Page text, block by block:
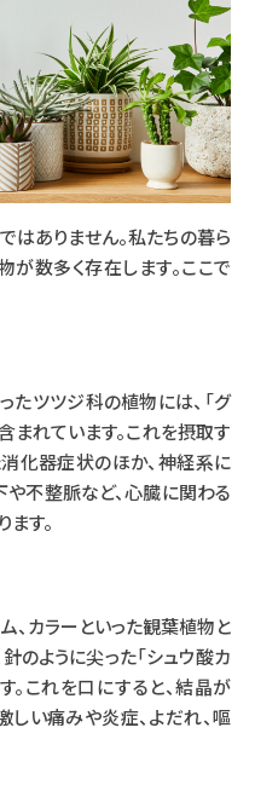
ありません。私たちの暮ら
が数多く存在します。ここで
たツツジ科の植物には、「グ
まれています。これを摂取す
消化器症状のほか、神経系に
不整脈など、心臓に関わる
す。
、カラーといった観葉植物と
のように尖った「シュウ酸カ
。これを口にすると、結晶が
しい痛みや炎症、よだれ、嘔